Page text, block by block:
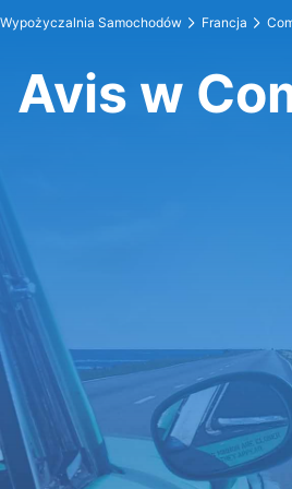
Wypożyczalnia Samochodów Francja
Avis w